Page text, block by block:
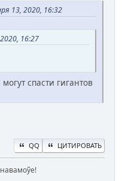
13, 2020, 16:32
16:27
спасти гигантов
QQ ЦИТИРОВАТЬ